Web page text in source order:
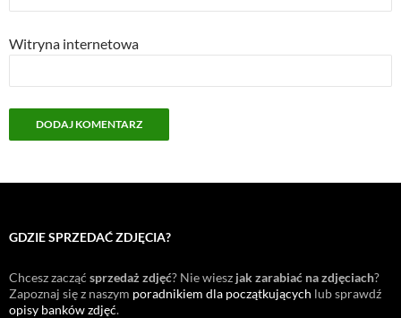
Witryna internetowa
GDZIE SPRZEDAĆ ZDJĘCIA?
Chcesz zacząć sprzedaż zdjęć? Nie wiesz jak zarabiać na zdjęciach?
Zapoznaj się z naszym poradnikiem dla początkujących lub sprawdź
opisy banków zdjęć.